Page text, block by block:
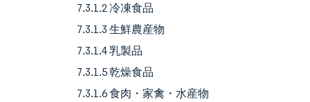
7.3.1.2 冷凍食品
7.3.1.3 生鮮農産物
7.3.1.4 乳製品
7.3.1.5 乾燥食品
7.3.1.6 食肉・家禽・水産物